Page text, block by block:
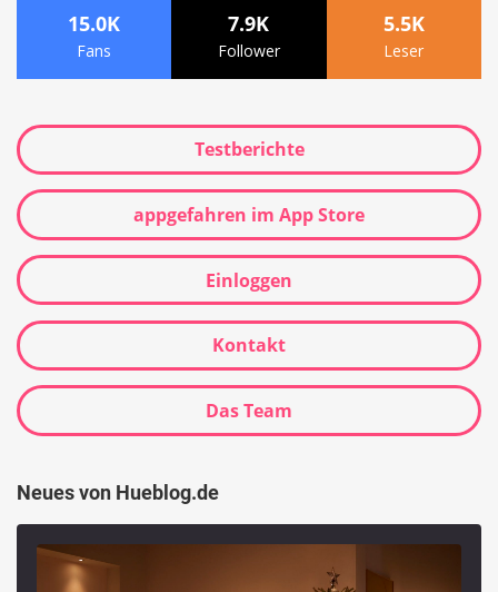
15.0K
Fans
7.9K
Follower
5.5K
Leser
Testberichte
appgefahren im App Store
Einloggen
Kontakt
Das Team
Neues von Hueblog.de